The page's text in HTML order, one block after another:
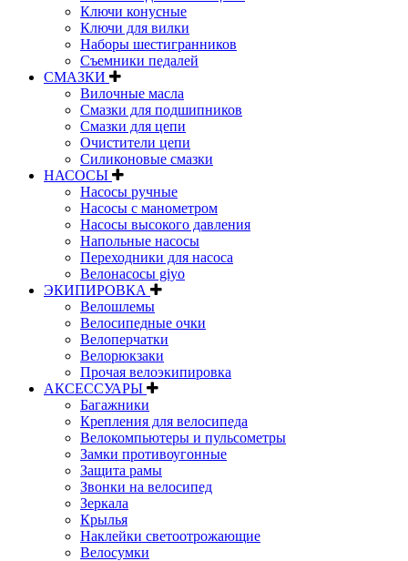
Ключи конусные
Ключи для вилки
Наборы шестигранников
Съемники педалей
СМАЗКИ
Вилочные масла
Смазки для подшипников
Смазки для цепи
Очистители цепи
Силиконовые смазки
НАСОСЫ
Насосы ручные
Насосы с манометром
Насосы высокого давления
Напольные насосы
Переходники для насоса
Велонасосы giyo
ЭКИПИРОВКА
Велошлемы
Велосипедные очки
Велоперчатки
Велорюкзаки
Прочая велоэкипировка
АКСЕССУАРЫ
Багажники
Крепления для велосипеда
Велокомпьютеры и пульсометры
Замки противоугонные
Защита рамы
Звонки на велосипед
Зеркала
Крылья
Наклейки светоотрожающие
Велосумки